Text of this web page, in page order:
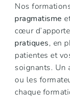
Nos
pragmatisme
cœur
pratiques, en
patientes et
soignants. Un
ou les
chaque